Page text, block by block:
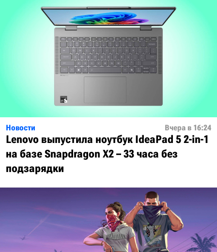
Новости Вчера в 16:24
Lenovo выпустила ноутбук IdeaPad 5 2-in-1
на базе Snapdragon X2 – 33 часа без
подзарядки